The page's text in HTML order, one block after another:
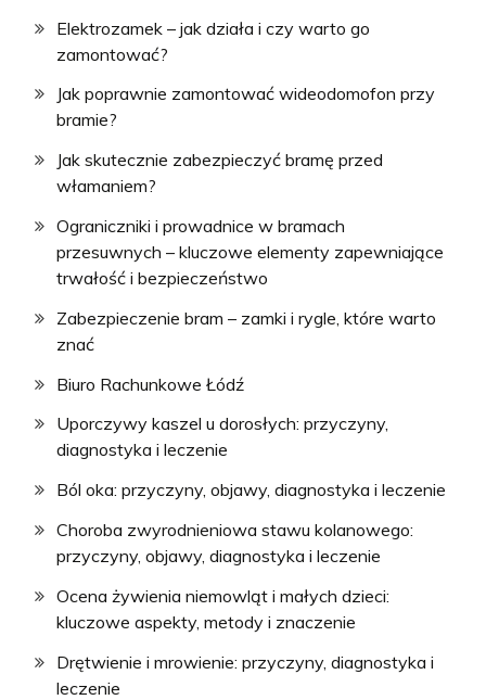
Elektrozamek – jak działa i czy warto go
zamontować?
Jak poprawnie zamontować wideodomofon przy
bramie?
Jak skutecznie zabezpieczyć bramę przed
włamaniem?
Ograniczniki i prowadnice w bramach
przesuwnych – kluczowe elementy zapewniające
trwałość i bezpieczeństwo
Zabezpieczenie bram – zamki i rygle, które warto
znać
Biuro Rachunkowe Łódź
Uporczywy kaszel u dorosłych: przyczyny,
diagnostyka i leczenie
Ból oka: przyczyny, objawy, diagnostyka i leczenie
Choroba zwyrodnieniowa stawu kolanowego:
przyczyny, objawy, diagnostyka i leczenie
Ocena żywienia niemowląt i małych dzieci:
kluczowe aspekty, metody i znaczenie
Drętwienie i mrowienie: przyczyny, diagnostyka i
leczenie